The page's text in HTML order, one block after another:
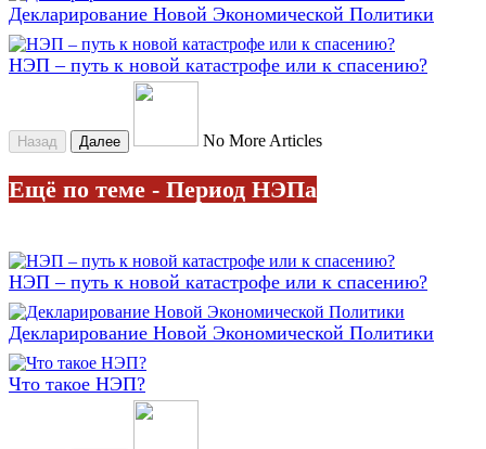
Декларирование Новой Экономической Политики
НЭП – путь к новой катастрофе или к спасению?
Назад Далее No More Articles
Ещё по теме - Период НЭПа
НЭП – путь к новой катастрофе или к спасению?
Декларирование Новой Экономической Политики
Что такое НЭП?